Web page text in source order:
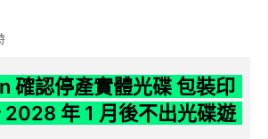
確認停產實體光碟 包裝印
2028 年 1 月後不出光碟遊